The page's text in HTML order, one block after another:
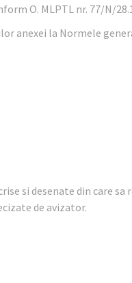
O. MLPTL nr. 77/N/
anexei la Normele
si desenate din care
de avizator.